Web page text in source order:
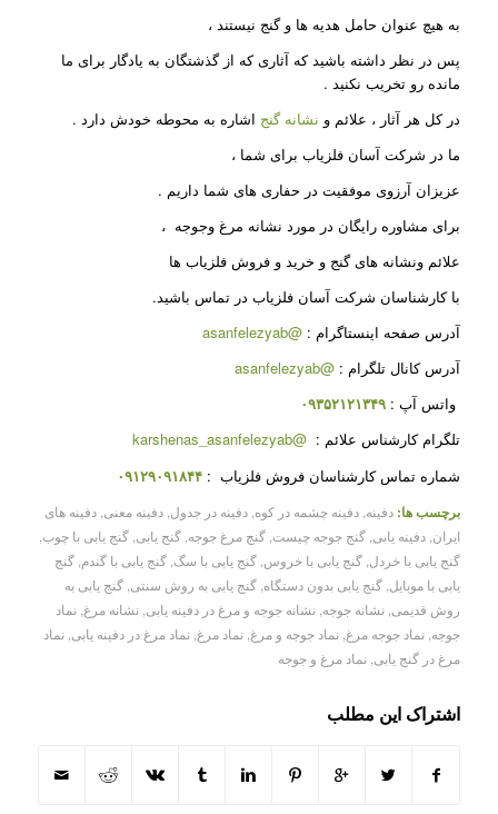
به هیچ عنوان حامل هدیه ها و گنج نیستند ،
پس در نظر داشته باشید که آثاری که از گذشتگان به یادگار برای ما
مانده رو تخریب نکنید.
در کل هر آثار ، علائم و نشانه گنج اشاره به محوطه خودش دارد.
ما در شرکت آسان فلزیاب برای شما ،
عزیزان آرزوی موفقیت در حفاری های شما داریم .
برای مشاوره رایگان در مورد نشانه مرغ وجوجه ،
علائم ونشانه های گنج و خرید و فروش فلزیاب ها
با کارشناسان شرکت آسان فلزیاب در تماس باشید.
آدرس صفحه اینستاگرام :
@asanfelezyab
آدرس کانال تلگرام :
@asanfelezyab
واتس آپ: ۰۹۳۵۲۱۲۱۳۴۹
تلگرام کارشناس علائم :
@karshenas_asanfelezyab
شماره تماس کارشناسان فروش فلزیاب: ۰۹۱۲۹۰۹۱۸۴۴
برچسب ها: دفینه دفینه چشمه در کوه دفینه در جدول دفینه معنی دفینه های
ایران دفینه یابی گنج جوجه چیست گنج مرغ جوجه گنج یابی گنج یابی با چوب
گنج یابی با خردل گنج یابی با خروس گنج یابی با سگ گنج یابی با گندم گنج
یابی با موبایل گنج یابی بدون دستگاه گنج یابی به روش سنتی گنج یابی به
روش قدیمی نشانه جوجه نشانه جوجه و مرغ در دفینه یابی نشانه مرغ نماد
جوجه نماد جوجه مرغ نماد جوجه و مرغ نماد مرغ نماد مرغ در دفینه یابی نماد
مرغ در گنج یابی نماد مرغ و جوجه
اشتراک این مطلب